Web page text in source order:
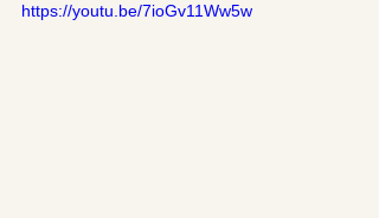
https://youtu.be/7ioGv11Ww5w